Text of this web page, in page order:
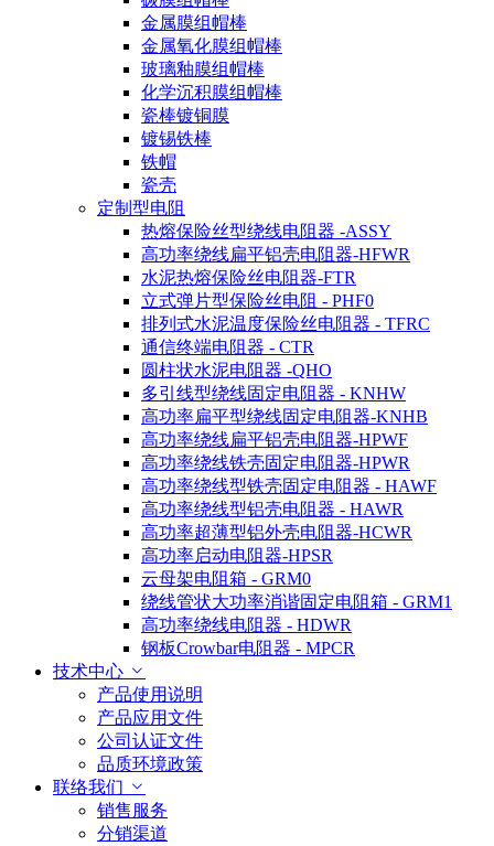
金属膜组帽棒
金属氧化膜组帽棒
玻璃釉膜组帽棒
化学沉积膜组帽棒
瓷棒镀铜膜
镀锡铁棒
铁帽
瓷壳
定制型电阻
热熔保险丝型绕线电阻器 -ASSY
高功率绕线扁平铝壳电阻器-HFWR
水泥热熔保险丝电阻器-FTR
立式弹片型保险丝电阻 - PHF0
排列式水泥温度保险丝电阻器 - TFRC
通信终端电阻器 - CTR
圆柱状水泥电阻器 -QHO
多引线型绕线固定电阻器 - KNHW
高功率扁平型绕线固定电阻器-KNHB
高功率绕线扁平铝壳电阻器-HPWF
高功率绕线铁壳固定电阻器-HPWR
高功率绕线型铁壳固定电阻器 - HAWF
高功率绕线型铝壳电阻器 - HAWR
高功率超薄型铝外壳电阻器-HCWR
高功率启动电阻器-HPSR
云母架电阻箱 - GRM0
绕线管状大功率消谐固定电阻箱 - GRM1
高功率绕线电阻器 - HDWR
钢板Crowbar电阻器 - MPCR
技术中心
产品使用说明
产品应用文件
公司认证文件
品质环境政策
联络我们
销售服务
分销渠道